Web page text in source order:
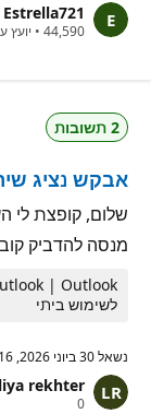
ו
ת
ט
י
ן
Estrella721
44,590 נ
י
י
• יועץ
2 תשובות
אבקש נציג
שלום, קופצת לי
מנסה להדביק
לשימוש ביתי
נשאל30 ביוני 2026, 7:16
rekhter
0
נ